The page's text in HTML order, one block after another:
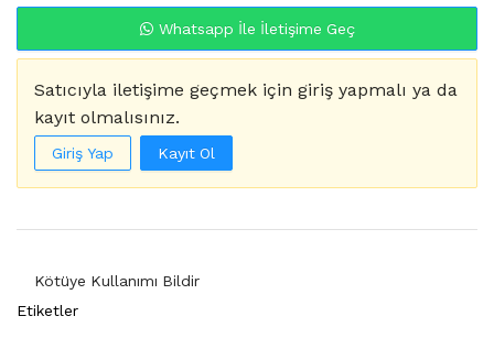
Whatsapp İle İletişime Geç
Satıcıyla iletişime geçmek için giriş yapmalı ya da
kayıt olmalısınız.
Giriş Yap Kayıt Ol
Kötüye Kullanımı Bildir
Etiketler